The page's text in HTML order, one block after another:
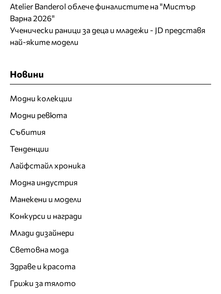
Atelier Banderol облече финалистите на "Мистър
Варна 2026"
Ученически раници за деца и младежи - JD представя
най-яките модели
Новини
Модни колекции
Модни ревюта
Събития
Тенденции
Лайфстайл хроника
Модна индустрия
Манекени и модели
Конкурси и награди
Млади дизайнери
Световна мода
Здраве и красота
Грижи за тялото